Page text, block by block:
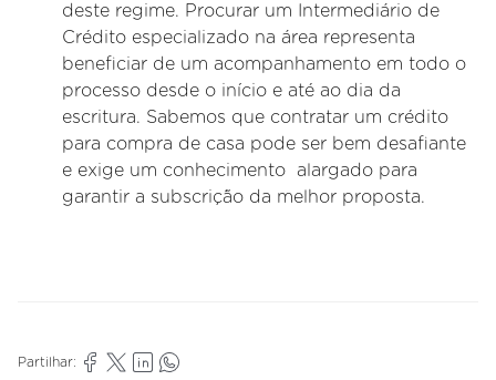
deste regime. Procurar um Intermediário de
Crédito especializado na área representa
beneficiar de um acompanhamento em todo o
processo desde o início e até ao dia da
escritura. Sabemos que contratar um crédito
para compra de casa pode ser bem desafiante
e exige um conhecimento alargado para
garantir a subscrição da melhor proposta.
Partilhar: